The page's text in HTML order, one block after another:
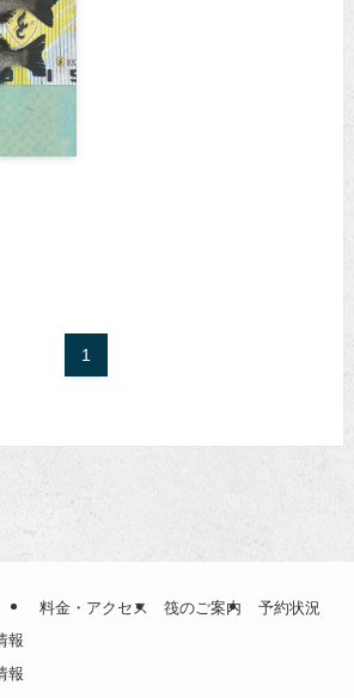
1
報
報
料金・アクセス 筏のご案内 予約状況